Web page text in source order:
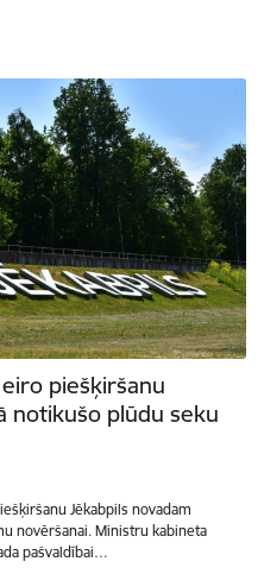
piešķiršanu
notikušo plūdu seku
Jēkabpils novadam
novēršanai. Ministru kabineta
pašvaldībai…